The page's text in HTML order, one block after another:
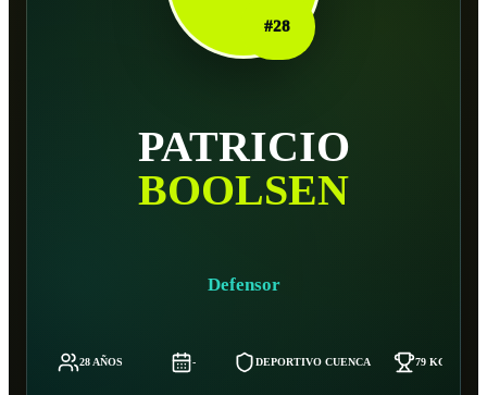
#28
PATRICIO
BOOLSEN
Defensor
28 AÑOS - DEPORTIVO CUENCA 79 KG